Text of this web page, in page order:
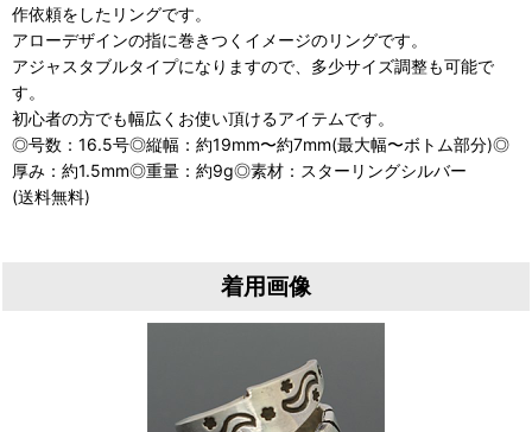
作依頼をしたリングです。
アローデザインの指に巻きつくイメージのリングです。
アジャスタブルタイプになりますので、多少サイズ調整も可能で
す。
初心者の方でも幅広くお使い頂けるアイテムです。
◎号数：16.5号◎縦幅：約19mm〜約7mm(最大幅〜ボトム部分)◎
厚み：約1.5mm◎重量：約9g◎素材：スターリングシルバー
(送料無料)
着用画像